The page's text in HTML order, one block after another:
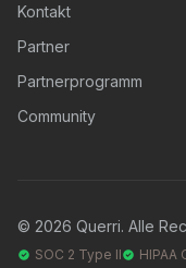
Kontakt
Partner
Partnerprogramm
Community
© 2026 Querri. Alle
SOC 2 Type II HIPAA